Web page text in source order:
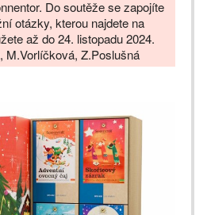
Do soutěže se zapojíte
otázky, kterou najdete na
až do 24. listopadu 2024.
M.Vorlíčková, Z.Poslušná